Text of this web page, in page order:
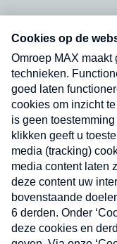
nieuwsbrief. Elke
uw mailbox.
Nieuwsbrief